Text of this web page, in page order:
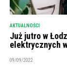
AKTUALNOŚCI
Już jutro w
elektrycznych
09/09/2022